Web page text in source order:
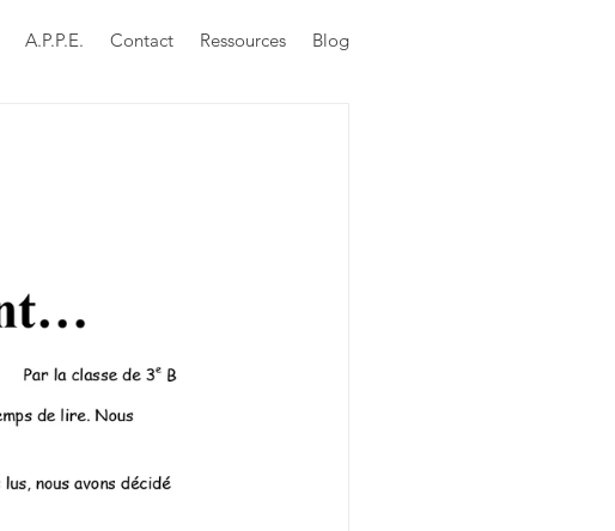
A.P.P.E. Contact Ressources Blog